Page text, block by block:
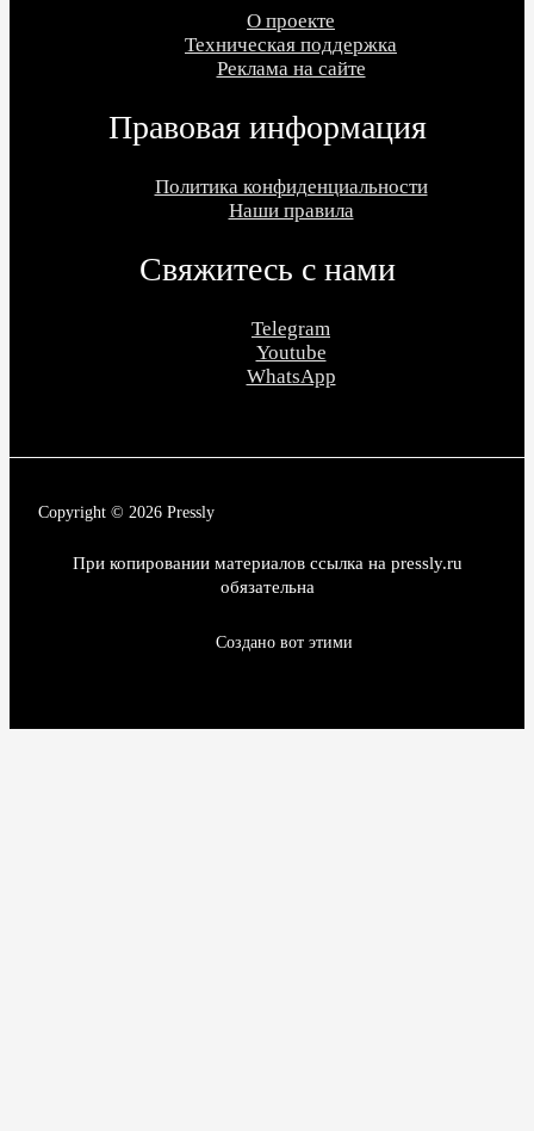
О проекте
Техническая поддержка
Реклама на сайте
Правовая информация
Политика конфиденциальности
Наши правила
Свяжитесь с нами
Telegram
Youtube
WhatsApp
Copyright © 2026 Pressly
При копировании материалов ссылка на pressly.ru
обязательна
Создано вот этими